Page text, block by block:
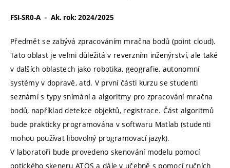
FSI-SR0-A Ak. rok: 2024/2025
Předmět se zabývá zpracováním mračna bodů (point cloud).
Tato oblast je velmi důležitá v reverzním inženýrství, ale také
v dalších oblastech jako robotika, geografie, autonomní
systémy v dopravě, atd. V první části kurzu se studenti
seznámí s typy snímání a algoritmy pro zpracování mračna
bodů, například detekce objektů, registrace. Část algoritmů
bude prakticky programována v softwaru Matlab (studenti
mohou používat libovolný programovací jazyk).
V laboratoři bude provedeno skenování modelu pomocí
optického skeneru ATOS a dále v učebně s pomocí ručních